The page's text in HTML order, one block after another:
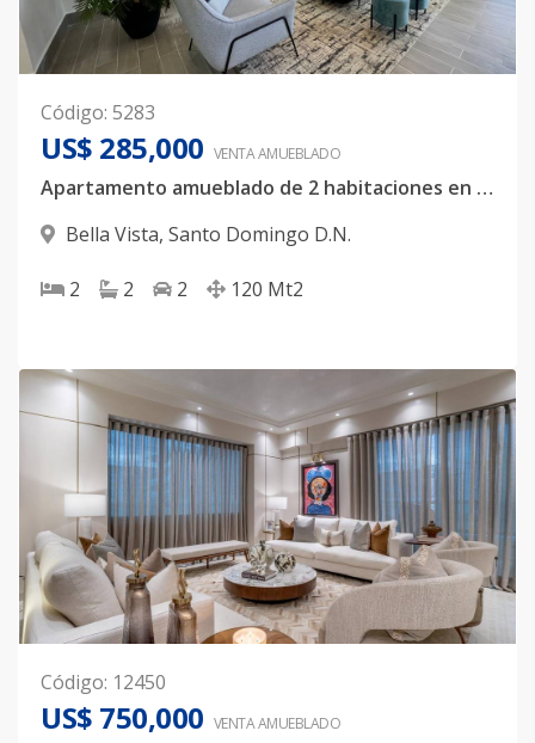
Código: 5283
US$ 285,000 VENTA AMUEBLADO
Apartamento amueblado de 2 habitaciones en Bella Vista
Bella Vista, Santo Domingo D.N.
2 2 2 120 Mt2
Código: 12450
US$ 750,000 VENTA AMUEBLADO